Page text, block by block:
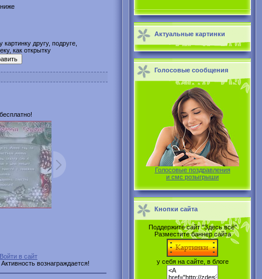
другу, подруге,
как открытку
Войти в сайт
вознаграждается!
Актуальные картинки
Голосовые сообщения
Голосовые поздравления
и смс розыгрыши
Кнопки сайта
Поддержите сайт "Здесь всё"
Разместите баннер сайта
у себя на сайте, в блоге